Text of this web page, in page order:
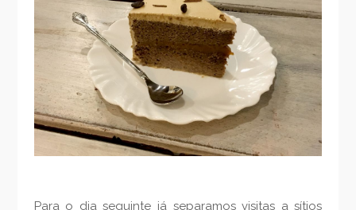
Para o dia seguinte já separamos visitas a sítios